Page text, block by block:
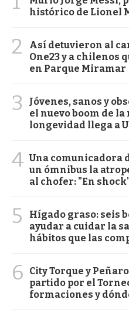
histórico de Lionel
2
Así detuvieron al
One23 y a chilenos
en Parque Miramar
3
Jóvenes, sanos y
el nuevo boom de
longevidad llega a
4 Una comunicadora
un ómnibus la
al chofer: "En
5
Hígado graso: seis
ayudar a cuidar la
hábitos que las
6
City Torque y
partido por el
formaciones y